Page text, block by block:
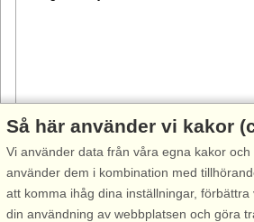
Stugnr: 57573
Så här använder vi kakor
Vi använder data från våra egna kakor
använder dem i kombination med
att komma ihåg dina inställningar,
din användning av webbplatsen och göra